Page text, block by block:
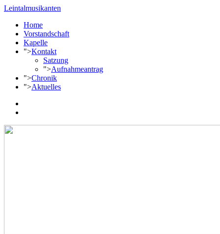
Leintalmusikanten
Home
Vorstandschaft
Kapelle
">Kontakt
Satzung
">Aufnahmeantrag
">Chronik
">Aktuelles